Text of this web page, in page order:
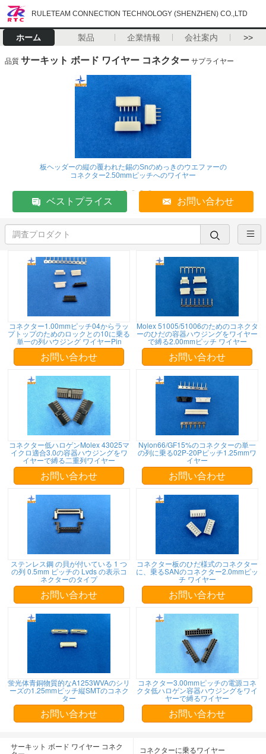
RULETEAM CONNECTION TECHNOLOGY (SHENZHEN) CO.,LTD
ホーム 製品 企業情報 会社案内 >>
品質 サーキット ボード ワイヤー コネクター サプライヤー
板ヘッダーの縦の覆われた錫のSnのめっきのウエファーの
コネクター2.50mmピッチへのワイヤー
ベストプライス お問い合わせ
コネクター1.00mmピッチ04からラッ
プトップのためのロックとの10に乗る
単一の列ハウジング ワイヤーPin
お問い合わせ
Molex 51005/51006のためのコネクタ
ーのひだの容器ハウジングをワイヤー
で縛る2.00mmピッチ ワイヤー
お問い合わせ
コネクター低ハロゲンMolex 43025マ
イクロ適合3.0の容器ハウジングをワ
イヤーで縛る二重列ワイヤー
お問い合わせ
Nylon66/GF15%のコネクターの単一
の列に乗る02P-20Pピッチ1.25mmワ
イヤー
お問い合わせ
ステンレス鋼 の貝が付いている 1 つ
の列 0.5mm ピッチの Lvds の表示コ
ネクターのタイプ
お問い合わせ
コネクター板のひだ様式のコネクター
に、乗るSANのコネクター2.0mmピッ
チ ワイヤー
お問い合わせ
蛍光体青銅物質的なA1253WVAのシリ
ーズの1.25mmピッチ縦SMTのコネク
ター
お問い合わせ
コネクター3.00mmピッチの電源コネ
クタ低ハロゲン容器ハウジングをワイ
ヤーで縛るワイヤー
お問い合わせ
サーキット ボード ワイヤー コネク
コネクターに乗るワイヤー